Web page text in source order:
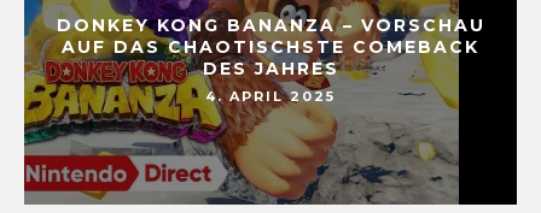
DONKEY KONG BANANZA – VORSCHAU
AUF DAS CHAOTISCHSTE COMEBACK
DES JAHRES
4. APRIL 2025